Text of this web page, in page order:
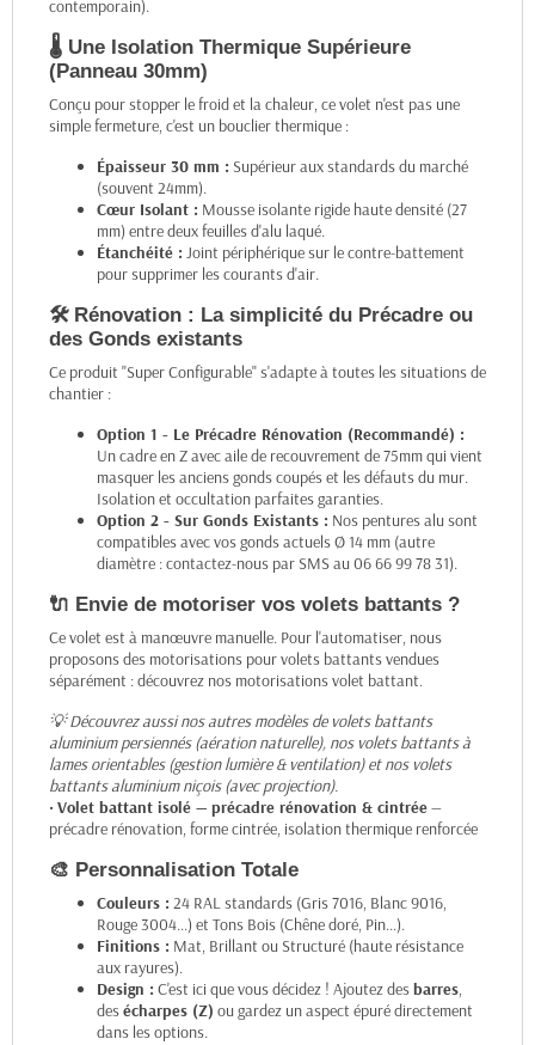
contemporain).
🌡️ Une Isolation Thermique Supérieure
(Panneau 30mm)
Conçu pour stopper le froid et la chaleur, ce volet n'est pas une
simple fermeture, c'est un bouclier thermique :
Épaisseur 30 mm : Supérieur aux standards du marché
(souvent 24mm).
Cœur Isolant : Mousse isolante rigide haute densité (27
mm) entre deux feuilles d'alu laqué.
Étanchéité : Joint périphérique sur le contre-battement
pour supprimer les courants d'air.
🛠️ Rénovation : La simplicité du Précadre ou
des Gonds existants
Ce produit "Super Configurable" s'adapte à toutes les situations de
chantier :
Option 1 - Le Précadre Rénovation (Recommandé) :
Un cadre en Z avec aile de recouvrement de 75mm qui vient
masquer les anciens gonds coupés et les défauts du mur.
Isolation et occultation parfaites garanties.
Option 2 - Sur Gonds Existants : Nos pentures alu sont
compatibles avec vos gonds actuels Ø 14 mm (autre
diamètre : contactez-nous par SMS au 06 66 99 78 31).
🔌 Envie de motoriser vos volets battants ?
Ce volet est à manœuvre manuelle. Pour l'automatiser, nous
proposons des motorisations pour volets battants vendues
séparément :découvrez nos motorisations volet battant.
💡 Découvrez aussi nos autres modèles de volets battants
aluminium persiennés(aération naturelle), nos volets battants à
lames orientables(gestion lumière & ventilation) et nos volets
battants aluminium niçois(avec projection).
• Volet battant isolé — précadre rénovation & cintrée—
précadre rénovation, forme cintrée, isolation thermique renforcée
🎨 Personnalisation Totale
Couleurs : 24 RAL standards (Gris 7016, Blanc 9016,
Rouge 3004...) et Tons Bois (Chêne doré, Pin...).
Finitions : Mat, Brillant ou Structuré (haute résistance
aux rayures).
Design : C'est ici que vous décidez ! Ajoutez desbarres,
desécharpes (Z) ou gardez un aspect épuré directement
dans les options.